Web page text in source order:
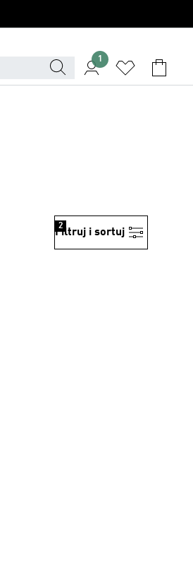
1
Filtruj i sortuj
2